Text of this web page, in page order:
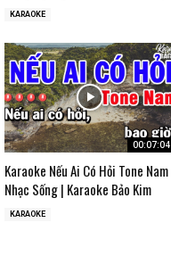
KARAOKE
00:07:04
Karaoke Nếu Ai Có Hỏi Tone Nam
Nhạc Sống | Karaoke Bảo Kim
KARAOKE